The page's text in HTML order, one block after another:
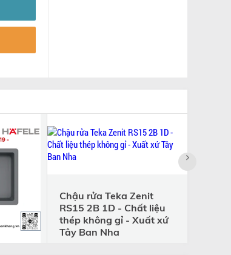
Chậu rửa Teka Zenit
RS15 2B 1D - Chất liệu
thép không gỉ - Xuất xứ
Tây Ban Nha